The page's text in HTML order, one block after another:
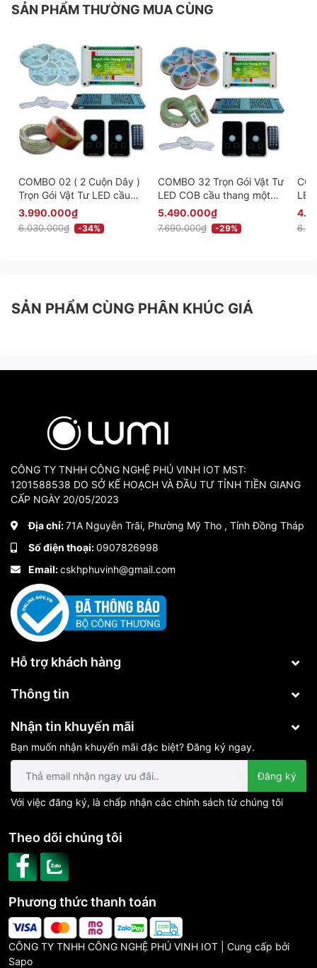
SẢN PHẨM THƯỜNG MUA CÙNG
COMBO 02 ( 2 Cuộn Dây )
Trọn Gói Vật Tư LED cầu
thang một màu thông minh
giá rẻ - Phiên bản Cảm
Biến Âm
3.990.000₫
6.030.000₫ -34%
COMBO 32 Trọn Gói Vật Tư
LED COB cầu thang một
màu thông minh giá rẻ -
Phiên bản Cảm Biến Âm
5.490.000₫
7.690.000₫ -29%
SẢN PHẨM CÙNG PHÂN KHÚC GIÁ
CÔNG TY TNHH CÔNG NGHỆ PHÚ VINH IOT MST:
1201588538 DO SỞ KẾ HOẠCH VÀ ĐẦU TƯ TỈNH TIỀN GIANG
CẤP NGÀY 20/05/2023
Địa chỉ:71A Nguyễn Trãi, Phường Mỹ Tho , Tỉnh Đồng Tháp
Số điện thoại:0907826998
Email:cskhphuvinh@gmail.com
Hỗ trợ khách hàng
Thông tin
Nhận tin khuyến mãi
Bạn muốn nhận khuyến mãi đặc biệt? Đăng ký ngay.
Đăng ký
Với việc đăng ký, là chấp nhận các chính sách từ chúng tôi
CÔNG TY TNHH CÔNG NGHỆ PHÚ VINH IOT | Cung cấp bởi
Sapo
Phương thức thanh toán
Theo dõi chúng tôi